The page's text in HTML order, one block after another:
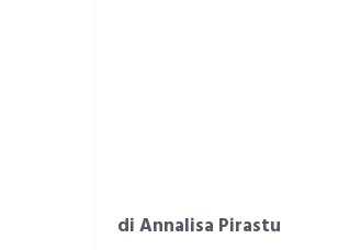
di Annalisa Pirastu